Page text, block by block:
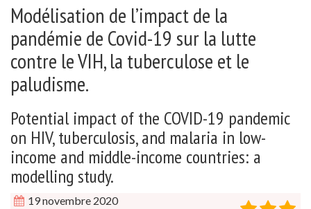
Modélisation de l’impact de la
pandémie de Covid-19 sur la lutte
contre le VIH, la tuberculose et le
paludisme.
Potential impact of the COVID-19 pandemic
on HIV, tuberculosis, and malaria in low-
income and middle-income countries: a
modelling study.
19 novembre 2020